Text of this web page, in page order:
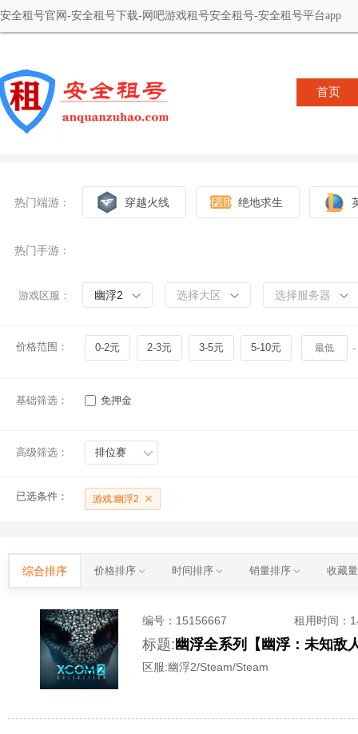
安全租号官网-安全租号下载-网吧游戏租号安全租号-安全租号平台app
首页
热门端游： 穿越火线 绝地求生
热门手游：
游戏区服： 幽浮2 选择大区 选择服务器
价格范围： 0-2元 2-3元 3-5元 5-10元 -
基础筛选： 免押金
高级筛选： 排位赛
已选条件： 游戏:幽浮2
综合排序 价格排序 时间排序 销量排序 收藏
编号： 15156667 租用时间 ：
标题:
区服:幽浮2/Steam/Steam